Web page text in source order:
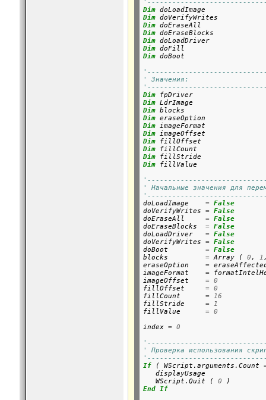
Dim
Dim
Dim
Dim
Dim
doLoadDriver
Dim
Dim doBoot
' Значения:
Dim
fpDriver
Dim
Dim
Dim
Dim
Dim
Dim
Dim
Dim
Dim fillValue
' Начальные значения для
doLoadImage =
False
doVerifyWrites =
False
doEraseAll =
False
doEraseBlocks =
False
doLoadDriver =
False
doVerifyWrites =
False
doBoot =
False
blocks = Array ( 0, 1
eraseOption =
imageFormat =
imageOffset =
0
fillOffset =
0
fillCount =
16
fillStride =
1
fillValue =
0
index =
0
' Проверка использования
If ( WScript.arguments.Count
   displayUsage
   WScript.Quit (
0
End If